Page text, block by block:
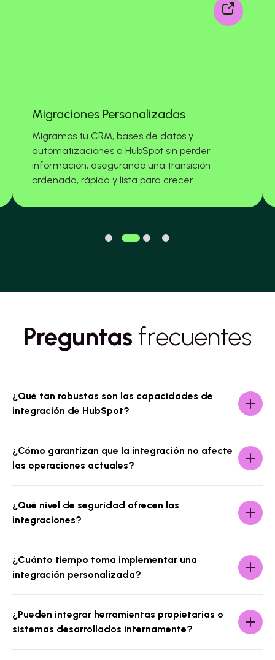
Migraciones Personalizadas
Migramos tu CRM, bases de datos y
automatizaciones a HubSpot sin perder
información, asegurando una transición
ordenada, rápida y lista para crecer.
Preguntas frecuentes
¿Qué tan robustas son las capacidades de
integración de HubSpot?
¿Cómo garantizan que la integración no afecte
las operaciones actuales?
¿Qué nivel de seguridad ofrecen las
integraciones?
¿Cuánto tiempo toma implementar una
integración personalizada?
¿Pueden integrar herramientas propietarias o
sistemas desarrollados internamente?